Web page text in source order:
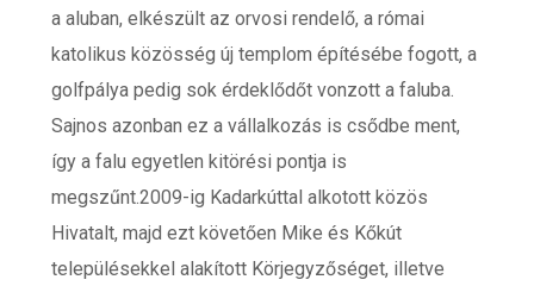
a aluban, elkészült az orvosi rendelő, a római
katolikus közösség új templom építésébe fogott, a
golfpálya pedig sok érdeklődőt vonzott a faluba.
Sajnos azonban ez a vállalkozás is csődbe ment,
így a falu egyetlen kitörési pontja is
megszűnt.2009-ig Kadarkúttal alkotott közös
Hivatalt, majd ezt követően Mike és Kőkút
településekkel alakított Körjegyzőséget, illetve